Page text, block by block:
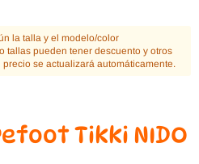
la talla y el modelo/color
tallas pueden tener descuento y otros
se actualizará automáticamente.
Tikki NIDO